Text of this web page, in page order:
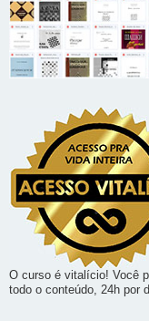
O curso é vitalício! Você
todo o conteúdo, 24h por